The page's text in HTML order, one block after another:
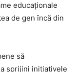
educaționale
de gen încă din
să
sprijini inițiativele